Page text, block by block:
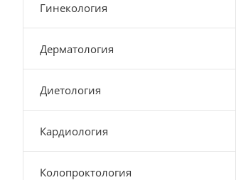
Гинекология
Дерматология
Диетология
Кардиология
Колопроктология